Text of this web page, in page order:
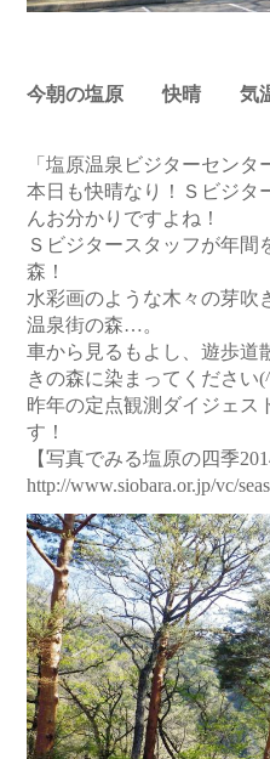
今朝の塩原 快晴 気
「塩原温泉ビジターセンタ
本日も快晴なり！Ｓビジタ
んお分かりですよね！
Ｓビジタースタッフが年
森！
水彩画のような木々の芽吹
温泉街の森…。
車から見るもよし、遊歩道
きの森に染まってください
昨年の定点観測ダイジェス
す！
【写真でみる塩原の四季
http://www.siobara.or.jp/vc/